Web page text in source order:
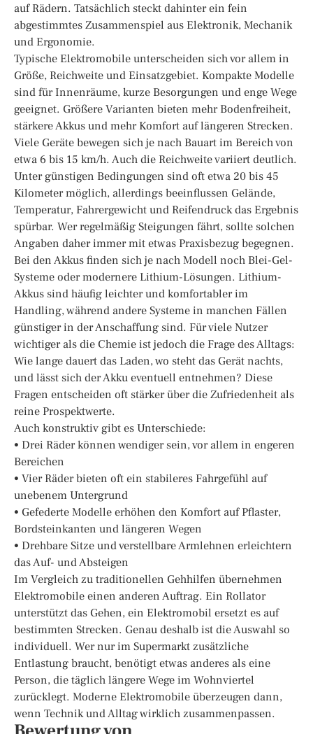
auf Rädern. Tatsächlich steckt dahinter ein fein
abgestimmtes Zusammenspiel aus Elektronik, Mechanik
und Ergonomie.
Typische Elektromobile unterscheiden sich vor allem in
Größe, Reichweite und Einsatzgebiet. Kompakte Modelle
sind für Innenräume, kurze Besorgungen und enge Wege
geeignet. Größere Varianten bieten mehr Bodenfreiheit,
stärkere Akkus und mehr Komfort auf längeren Strecken.
Viele Geräte bewegen sich je nach Bauart im Bereich von
etwa 6 bis 15 km/h. Auch die Reichweite variiert deutlich.
Unter günstigen Bedingungen sind oft etwa 20 bis 45
Kilometer möglich, allerdings beeinflussen Gelände,
Temperatur, Fahrergewicht und Reifendruck das Ergebnis
spürbar. Wer regelmäßig Steigungen fährt, sollte solchen
Angaben daher immer mit etwas Praxisbezug begegnen.
Bei den Akkus finden sich je nach Modell noch Blei-Gel-
Systeme oder modernere Lithium-Lösungen. Lithium-
Akkus sind häufig leichter und komfortabler im
Handling, während andere Systeme in manchen Fällen
günstiger in der Anschaffung sind. Für viele Nutzer
wichtiger als die Chemie ist jedoch die Frage des Alltags:
Wie lange dauert das Laden, wo steht das Gerät nachts,
und lässt sich der Akku eventuell entnehmen? Diese
Fragen entscheiden oft stärker über die Zufriedenheit als
reine Prospektwerte.
Auch konstruktiv gibt es Unterschiede:
• Drei Räder können wendiger sein, vor allem in engeren
Bereichen
• Vier Räder bieten oft ein stabileres Fahrgefühl auf
unebenem Untergrund
• Gefederte Modelle erhöhen den Komfort auf Pflaster,
Bordsteinkanten und längeren Wegen
• Drehbare Sitze und verstellbare Armlehnen erleichtern
das Auf- und Absteigen
Im Vergleich zu traditionellen Gehhilfen übernehmen
Elektromobile einen anderen Auftrag. Ein Rollator
unterstützt das Gehen, ein Elektromobil ersetzt es auf
bestimmten Strecken. Genau deshalb ist die Auswahl so
individuell. Wer nur im Supermarkt zusätzliche
Entlastung braucht, benötigt etwas anderes als eine
Person, die täglich längere Wege im Wohnviertel
zurücklegt. Moderne Elektromobile überzeugen dann,
wenn Technik und Alltag wirklich zusammenpassen.